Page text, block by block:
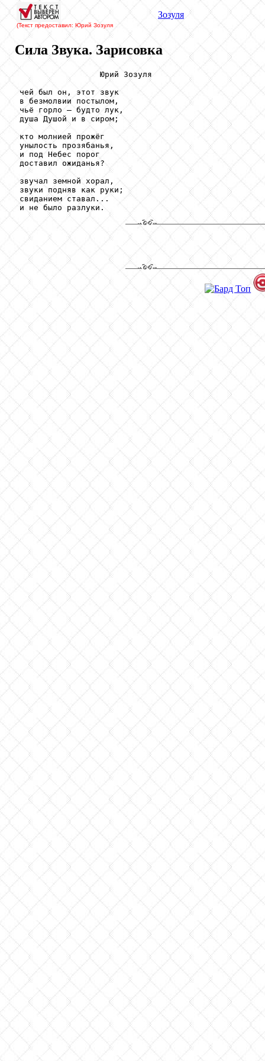
(Текст предоставил: Юрий Зозуля
Зозуля
Сила Звука. Зарисовка
                  Юрий Зозуля
чей был он, этот звук
в безмолвии постылом,
чьё горло – будто лук,
душа Душой и в сиром;
кто молнией прожёг
унылость
и под Небес
доставил ожиданья?
звучал земной хорал,
звуки подняв как руки;
свиданием ставал...
и не было разлуки.